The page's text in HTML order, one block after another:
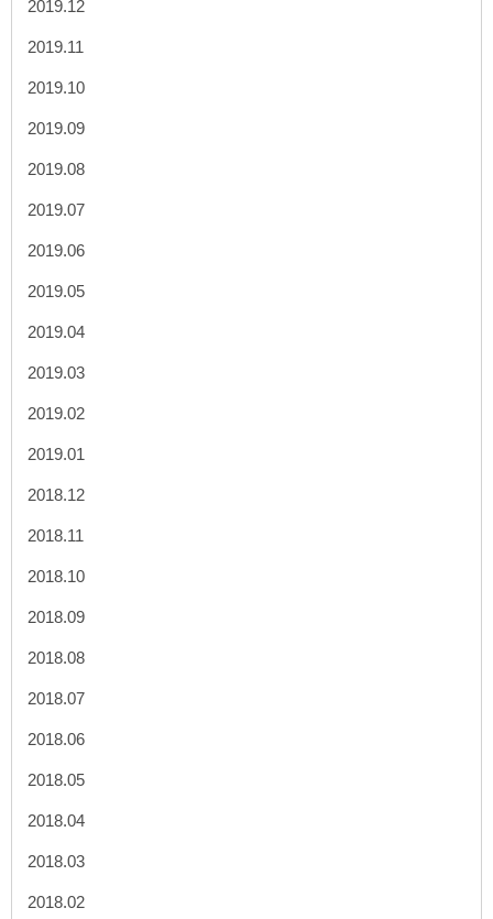
2019.12
2019.11
2019.10
2019.09
2019.08
2019.07
2019.06
2019.05
2019.04
2019.03
2019.02
2019.01
2018.12
2018.11
2018.10
2018.09
2018.08
2018.07
2018.06
2018.05
2018.04
2018.03
2018.02